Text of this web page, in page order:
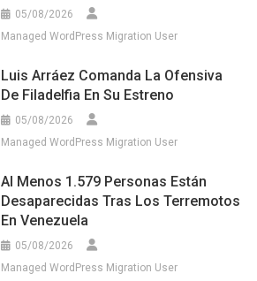
05/08/2026
Managed WordPress Migration User
Luis Arráez Comanda La Ofensiva
De Filadelfia En Su Estreno
05/08/2026
Managed WordPress Migration User
Al Menos 1.579 Personas Están
Desaparecidas Tras Los Terremotos
En Venezuela
05/08/2026
Managed WordPress Migration User